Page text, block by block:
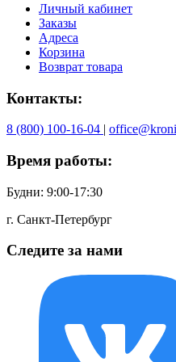
Личный кабинет
Заказы
Адреса
Корзина
Возврат товара
Контакты:
8 (800) 100-16-04 |
Время работы:
Будни: 9:00-17:30
г. Санкт-Петербург
Следите за нами